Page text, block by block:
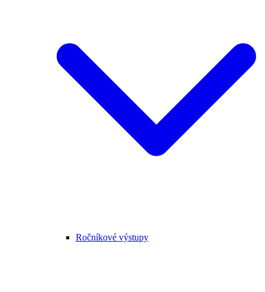
Ročníkové výstupy